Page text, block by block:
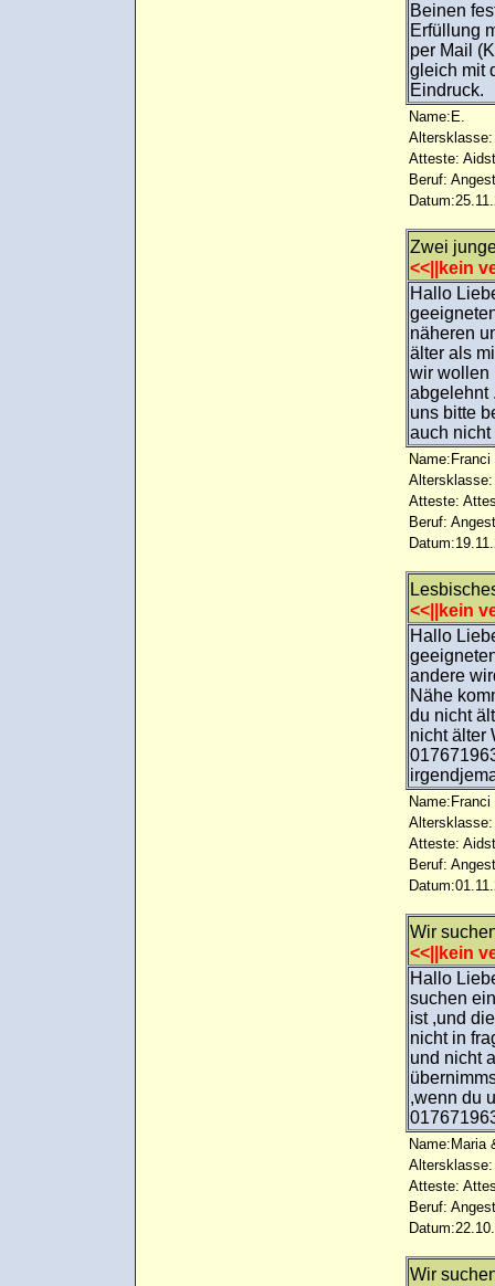
Beinen
Erfüllung
per Mail
gleich mit
Eindruck.
Name:E.
Altersklasse:
Atteste:
Beruf:
Zwei
<<||kein
Hallo
näheren
älter als
wir wollen
abgelehnt
uns bitte
auch nicht
Altersklasse:
Atteste:
Beruf:
<<||kein
Hallo
andere
Nähe
du nicht
nicht älter
Altersklasse:
Atteste:
Beruf:
Wir
<<||kein
Hallo
suchen
ist ,und
nicht in
und nicht
,wenn du
Name:Maria
Altersklasse:
Atteste:
Beruf:
Wir